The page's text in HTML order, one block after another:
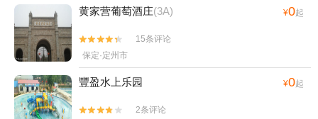
黄家营葡萄酒庄(3A) ¥0起


15条评论
保定·定州市
豐盈水上乐园 ¥0起


2条评论